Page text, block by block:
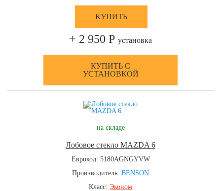
КУПИТЬ
+ 2 950 Р установка
КУПИТЬ С
УСТАНОВКОЙ
на складе
Лобовое стекло MAZDA 6
Еврокод: 5180AGNGYVW
Производитель: BENSON
Класс: Эконом